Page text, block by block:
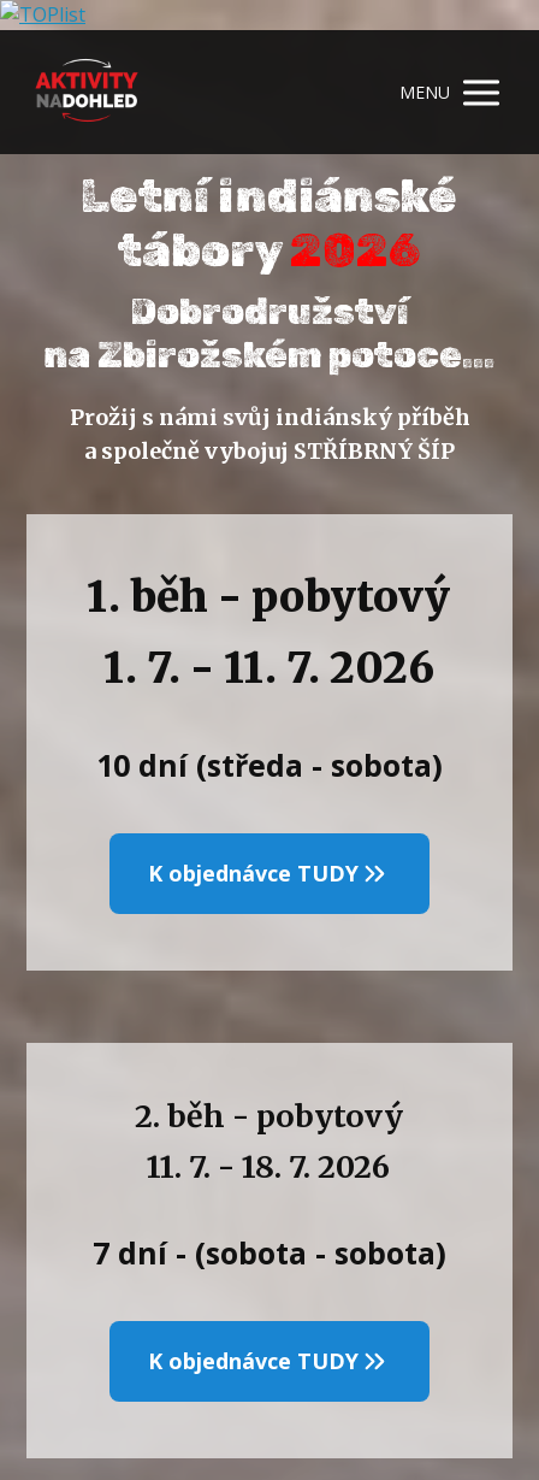
MENU
Letní indiánské
tábory2026
Dobrodružství
na Zbirožském potoce...
Prožij s námi svůj indiánský příběh
a společně vybojuj STŘÍBRNÝ ŠÍP
1. běh - pobytový
1. 7. - 11. 7. 2026
10 dní (středa - sobota)
K objednávce TUDY
2. běh - pobytový
11. 7. - 18. 7. 2026
7 dní - (sobota - sobota)
K objednávce TUDY